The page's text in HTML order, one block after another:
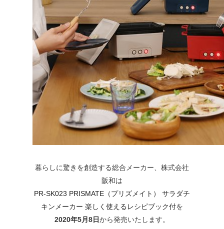
暮らしに驚きを創造する総合メーカー、株式会社
阪和は
PR-SK023 PRISMATE（プリズメイト） サラダチ
キンメーカー 楽しく使えるレシピブック付を
2020年5月8日から発売いたします。